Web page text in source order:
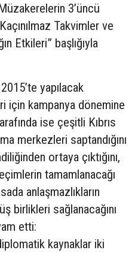
3’üncü
Takvimler ve
Etkileri” başlığıyla
yapılacak
için kampanya dönemine
ise çeşitli Kıbrıs
merkezleri saptandığını
ortaya çıktığını,
tamamlanacağı
anlaşmazlıkların
birlikleri sağlanacağını
etti:
kaynaklar iki